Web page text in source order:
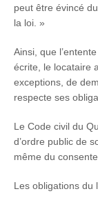
peut être évincé
la loi. »
Ainsi, que
écrite, le locataire
exceptions, de
respecte ses
Le Code civil du
d’ordre public de
même du
Les obligations du